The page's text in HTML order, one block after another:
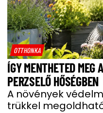
OTTHONKA
ÍGY MENTHETED MEG
PERZSELŐ HŐSÉGBEN
A növények
trükkel